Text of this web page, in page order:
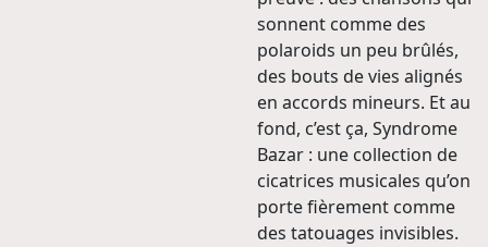
sonnent comme des
polaroids un peu brûlés,
des bouts de vies alignés
en accords mineurs. Et au
fond, c’est ça, Syndrome
Bazar : une collection de
cicatrices musicales qu’on
porte fièrement comme
des tatouages invisibles.